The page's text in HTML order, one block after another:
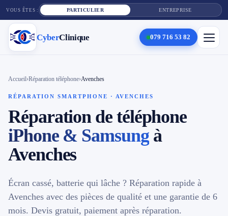
VOUS ÊTES : PARTICULIER ENTREPRISE
CyberClinique 079 716 53 82
Cyber Clinique
Services
Réparation téléphone
Tarifs
Blog
Contact
Accueil›Réparation téléphone›Avenches
RÉPARATION SMARTPHONE · AVENCHES
Réparation de téléphone
iPhone & Samsungà
Avenches
Écran cassé, batterie qui lâche ? Réparation rapide à
Avenches avec des pièces de qualité et une garantie de 6
mois. Devis gratuit, paiement après réparation.